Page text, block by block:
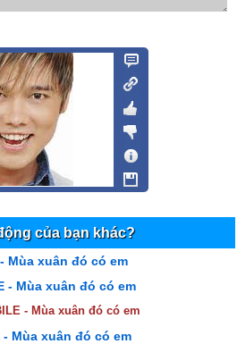
của bạn khác?
Mùa xuân đó có em
- Mùa xuân đó có em
- Mùa xuân đó có em
- Mùa xuân đó có em